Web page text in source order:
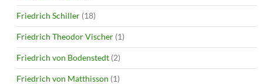
Friedrich Schiller (18)
Friedrich Theodor Vischer (1)
Friedrich von Bodenstedt (2)
Friedrich von Matthisson (1)